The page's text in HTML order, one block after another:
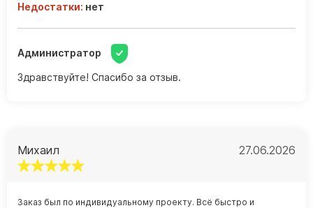
Памятники красивые
Памятники Православные
Памятники со свечей
Недостатки: нет
Администратор
Здравствуйте! Спасибо за отзыв.
Михаил 27.06.2026
Заказ был по индивидуальному проекту. Всё быстро и